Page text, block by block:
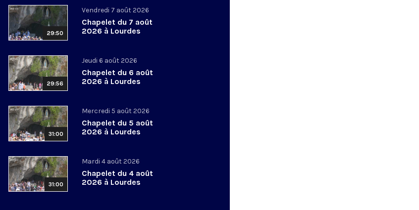
29:50
Vendredi 7 août 2026
Chapelet du 7 août
2026 à Lourdes
29:56
Jeudi 6 août 2026
Chapelet du 6 août
2026 à Lourdes
31:00
Mercredi 5 août 2026
Chapelet du 5 août
2026 à Lourdes
31:00
Mardi 4 août 2026
Chapelet du 4 août
2026 à Lourdes